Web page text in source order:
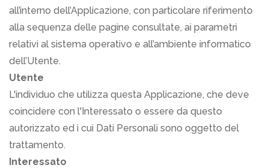
all’interno dell’Applicazione, con particolare riferimento
alla sequenza delle pagine consultate, ai parametri
relativi al sistema operativo e all’ambiente informatico
dell’Utente.
Utente
L'individuo che utilizza questa Applicazione, che deve
coincidere con l'Interessato o essere da questo
autorizzato ed i cui Dati Personali sono oggetto del
trattamento.
Interessato